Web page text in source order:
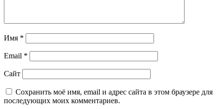
Имя *
Email *
Сайт
Сохранить моё имя, email и адрес сайта в этом браузере для
последующих моих комментариев.